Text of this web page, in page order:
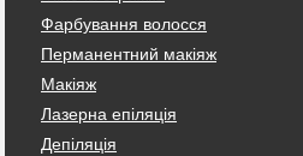
Фарбування волосся
Перманентний макіяж
Макіяж
Лазерна епіляція
Депіляція